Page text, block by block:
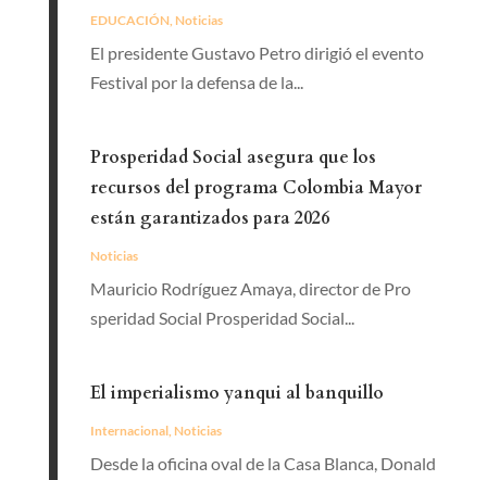
EDUCACIÓN, Noticias
El presidente Gustavo Petro dirigió el evento
Festival por la defensa de la...
Prosperidad Social asegura que los
recursos del programa Colombia Mayor
están garantizados para 2026
Noticias
Mauricio Rodríguez Amaya, director de Pro​
speridad Social Prosperidad Social...
El imperialismo yanqui al banquillo
Internacional, Noticias
Desde la oficina oval de la Casa Blanca, Donald